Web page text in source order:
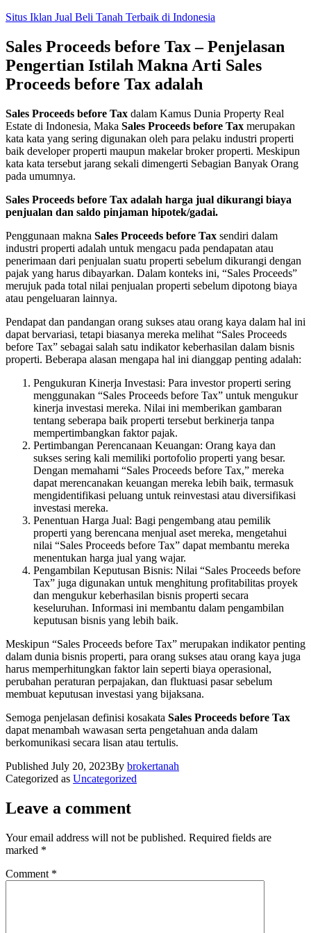
Skip
content
Situs Iklan Jual Beli Tanah Terbaik di Indonesia
Sales Proceeds before Tax – Penjelasan
Pengertian Istilah Makna Arti Sales
Proceeds before Tax adalah
Sales Proceeds before Tax dalam Kamus Dunia Property Real
Estate di Indonesia, Maka Sales Proceeds before Tax merupakan
kata kata yang sering digunakan oleh para pelaku industri properti
baik developer properti maupun makelar broker properti. Meskipun
kata kata tersebut jarang sekali dimengerti Sebagian Banyak Orang
pada umumnya.
Sales Proceeds before Tax adalah harga jual dikurangi biaya
penjualan dan saldo pinjaman hipotek/gadai.
Penggunaan makna Sales Proceeds before Tax sendiri dalam
industri properti adalah untuk mengacu pada pendapatan atau
penerimaan dari penjualan suatu properti sebelum dikurangi dengan
pajak yang harus dibayarkan. Dalam konteks ini, “Sales Proceeds”
merujuk pada total nilai penjualan properti sebelum dipotong biaya
atau pengeluaran lainnya.
Pendapat dan pandangan orang sukses atau orang kaya dalam hal ini
dapat bervariasi, tetapi biasanya mereka melihat “Sales Proceeds
before Tax” sebagai salah satu indikator keberhasilan dalam bisnis
properti. Beberapa alasan mengapa hal ini dianggap penting adalah:
Pengukuran Kinerja Investasi: Para investor properti sering
menggunakan “Sales Proceeds before Tax” untuk mengukur
kinerja investasi mereka. Nilai ini memberikan gambaran
tentang seberapa baik properti tersebut berkinerja tanpa
mempertimbangkan faktor pajak.
Pertimbangan Perencanaan Keuangan: Orang kaya dan
sukses sering kali memiliki portofolio properti yang besar.
Dengan memahami “Sales Proceeds before Tax,” mereka
dapat merencanakan keuangan mereka lebih baik, termasuk
mengidentifikasi peluang untuk reinvestasi atau diversifikasi
investasi mereka.
Penentuan Harga Jual: Bagi pengembang atau pemilik
properti yang berencana menjual aset mereka, mengetahui
nilai “Sales Proceeds before Tax” dapat membantu mereka
menentukan harga jual yang wajar.
Pengambilan Keputusan Bisnis: Nilai “Sales Proceeds before
Tax” juga digunakan untuk menghitung profitabilitas proyek
dan mengukur keberhasilan bisnis properti secara
keseluruhan. Informasi ini membantu dalam pengambilan
keputusan bisnis yang lebih baik.
Meskipun “Sales Proceeds before Tax” merupakan indikator penting
dalam dunia bisnis properti, para orang sukses atau orang kaya juga
harus memperhitungkan faktor lain seperti biaya operasional,
perubahan peraturan perpajakan, dan fluktuasi pasar sebelum
membuat keputusan investasi yang bijaksana.
Semoga penjelasan definisi kosakata Sales Proceeds before Tax
dapat menambah wawasan serta pengetahuan anda dalam
berkomunikasi secara lisan atau tertulis.
Published July 20, 2023By brokertanah
Categorized as Uncategorized
Leave a comment
Your email address will not be published. Required fields are
marked *
Comment *